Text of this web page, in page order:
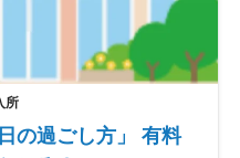
所
の過ごし方」 有料